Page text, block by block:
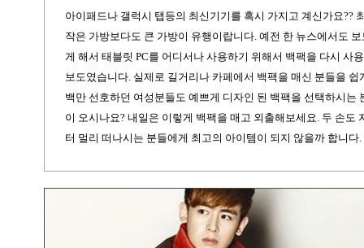
아이패드나 갤럭시 탭 등의 최신기기를 혹시 가지고 계신가요??
작은 가방보다도 큰 가방이 유행이랍니다. 예전 한 뉴스에서도
게 해서 태블릿 PC를 어디서나 사용하기 위해서 백팩을 다시 사
보도였습니다. 실제로 길거리나 카페에서 백팩을 매신 분들을
백만 선호하던 여성분들도 예쁘게 디자인 된 백팩을 선택하시는
이 오시나요? 내일은 이렇게 백팩을 매고 외출해보세요. 두 손도
터 멀리 떠나시는 분들에게 최고의 아이템이 되지 않을까 합니다.